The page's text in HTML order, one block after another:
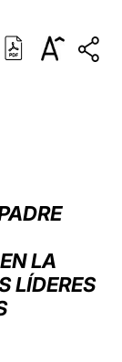
DEUTSCH
LATINE
LA
LÍDERES